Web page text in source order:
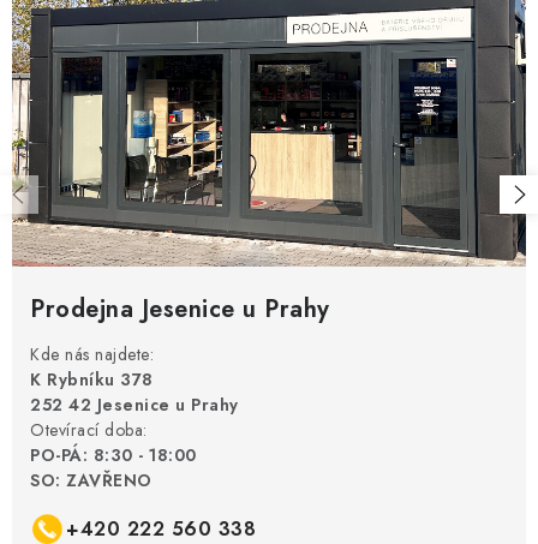
POWERBANKY
LITHIOVÉ BATERIE
NABÍJEČKY
MĚNIČE NAPĚTÍ
FOTOVOLTAIKA
STARTOVACÍ ZDROJE
TESTERY BATERIÍ
BATERIE PRO VYSAVAČE
BATERIE PRO NOUZOVÁ OSVĚTLENÍ
Prodejna Jesenice u Prahy
Kde nás najdete:
K Rybníku 378
252 42 Jesenice u Prahy
Otevírací doba:
PO-PÁ: 8:30 - 18:00
SO: ZAVŘENO
+420 222 560 338